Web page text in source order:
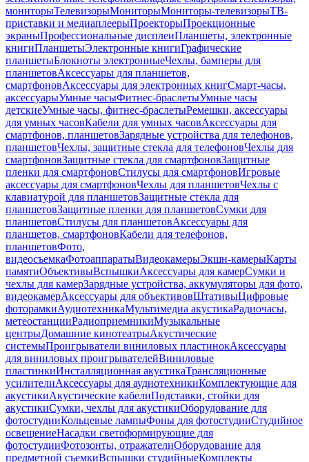
мониторыТелевизорыМониторыМониторы-телевизорыТВ-
приставки и медиаплеерыПроекторыПроекционные
экраныПрофессиональные дисплеиПланшеты, электронные
книгиПланшетыЭлектронные книгиГрафические
планшетыБлокноты электронныеЧехлы, бамперы для
планшетовАксессуары для планшетов,
смартфоновАксессуары для электронных книгСмарт-часы,
аксессуарыУмные часыФитнес-браслетыУмные часы
детскиеУмные часы, фитнес-браслетыРемешки, аксессуары
для умных часовКабели для умных часовАксессуары для
смартфонов, планшетовЗарядные устройства для телефонов,
планшетовЧехлы, защитные стекла для телефоновЧехлы для
смартфоновЗащитные стекла для смартфоновЗащитные
пленки для смартфоновСтилусы для смартфоновИгровые
аксессуары для смартфоновЧехлы для планшетовЧехлы с
клавиатурой для планшетовЗащитные стекла для
планшетовЗащитные пленки для планшетовСумки для
планшетовСтилусы для планшетовАксессуары для
планшетов, смартфоновКабели для телефонов,
планшетовФото,
видеосъемкаФотоаппаратыВидеокамерыЭкшн-камерыКарты
памятиОбъективыВспышкиАксессуары для камерСумки и
чехлы для камерЗарядные устройства, аккумуляторы для фото,
видеокамерАксессуары для объективовШтативыЦифровые
фоторамкиАудиотехникаМультимедиа акустикаРадиочасы,
метеостанцииРадиоприемникиМузыкальные
центрыДомашние кинотеатрыАкустические
системыПроигрыватели виниловых пластинокАксессуары
для виниловых проигрывателейВиниловые
пластинкиИнсталляционная акустикаТрансляционные
усилителиАксессуары для аудиотехникиКомплектующие для
акустикиАкустические кабелиПодставки, стойки для
акустикиСумки, чехлы для акустикиОборудование для
фотостудииКольцевые лампыФоны для фотостудииСтудийное
освещениеНасадки светоформирующие для
фотостудииФотозонты, отражателиОборудование для
предметной съемкиВспышки студийныеКомплекты